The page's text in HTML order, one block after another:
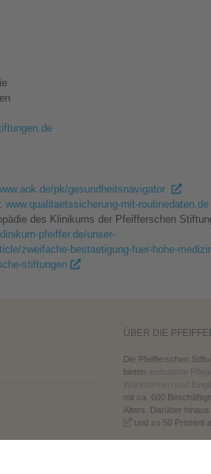
pk/gesundheitsnavigator
www.qualitaetssicherung-mit-routinedaten.de
des Klinikums der Pfeifferschen
pfeiffer.de/unser-
zweifache-bestaetigung-fuer-hohe-
stiftungen
ÜBER DIE
Die Pfeifferschen
bieten
mit ca. 600
Alters. Darüber
und zu 50 Prozent